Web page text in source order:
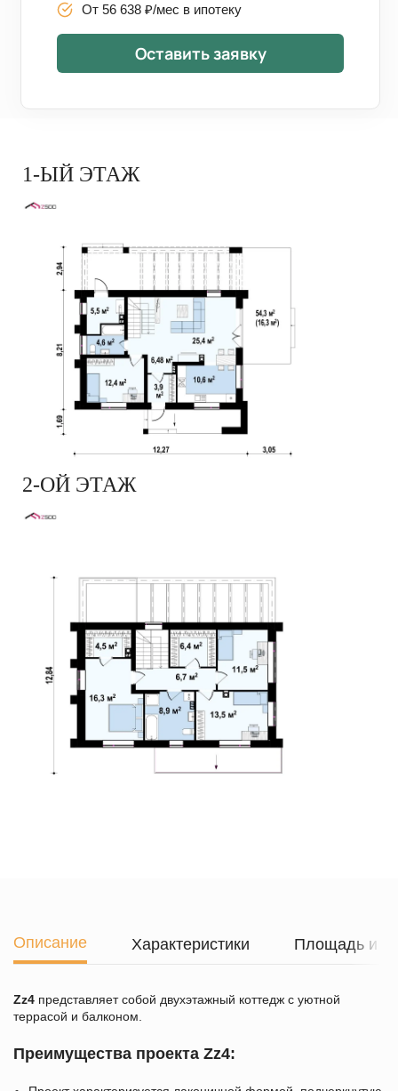
От 56 638 ₽/мес в ипотеку
Оставить заявку
1-ЫЙ ЭТАЖ
2-ОЙ ЭТАЖ
Описание Характеристики Площадь и
Zz4 представляет собой двухэтажный коттедж с уютной
террасой и балконом.
Преимущества проекта Zz4: